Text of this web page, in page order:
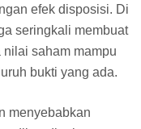
efek disposisi. Di
seringkali membuat
saham mampu
bukti yang ada.
menyebabkan